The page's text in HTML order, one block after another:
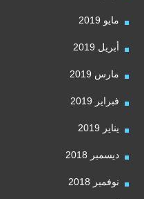
مايو 2019
أبريل 2019
مارس 2019
فبراير 2019
يناير 2019
ديسمبر 2018
نوفمبر 2018